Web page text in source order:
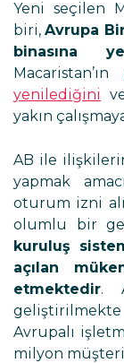
Yeni seçilen
biri,Avrupa
binasına
yenilediğini
yakın
AB ile
yapmak
oturum izni
olumlu bir
kuruluş
açılan
etmektedir.
Avrupalı
milyon